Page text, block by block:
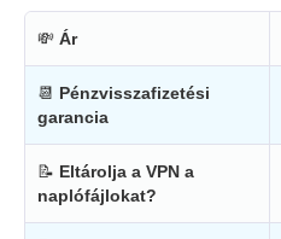
💸 Ár
📆 Pénzvisszafizetési
garancia
📝 Eltárolja a VPN a
naplófájlokat?